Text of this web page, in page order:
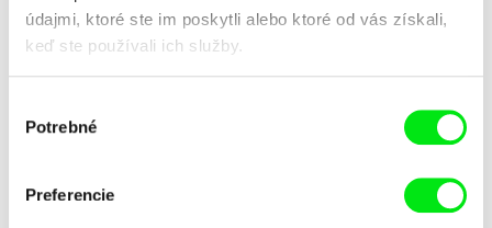
údajmi, ktoré ste im poskytli alebo ktoré od vás získali,
keď ste používali ich služby.
súhlasu
Potrebné
Preferencie
Vlado, Marienka, Jojo a starý
otec
Vlak Kyjev – vojna
Gilles de Maistre
Vlk z Královských Vinohrad